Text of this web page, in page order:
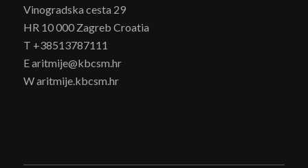
Vinogradska cesta 29
HR 10 000 Zagreb Croatia
T +38513787111
E aritmije@kbcsm.hr
W aritmije.kbcsm.hr